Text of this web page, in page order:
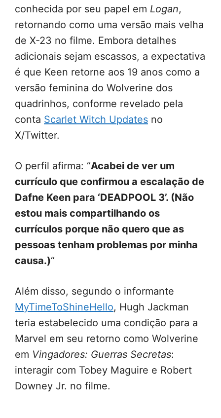
conhecida por seu papel em Logan,
retornando como uma versão mais velha
de X-23 no filme. Embora detalhes
adicionais sejam escassos, a expectativa
é que Keen retorne aos 19 anos como a
versão feminina do Wolverine dos
quadrinhos, conforme revelado pela
conta Scarlet Witch Updates no
X/Twitter.
O perfil afirma: “Acabei de ver um
currículo que confirmou a escalação de
Dafne Keen para ‘DEADPOOL 3’. (Não
estou mais compartilhando os
currículos porque não quero que as
pessoas tenham problemas por minha
causa.)“
Além disso, segundo o informante
MyTimeToShineHello, Hugh Jackman
teria estabelecido uma condição para a
Marvel em seu retorno como Wolverine
em Vingadores: Guerras Secretas:
interagir com Tobey Maguire e Robert
Downey Jr. no filme.